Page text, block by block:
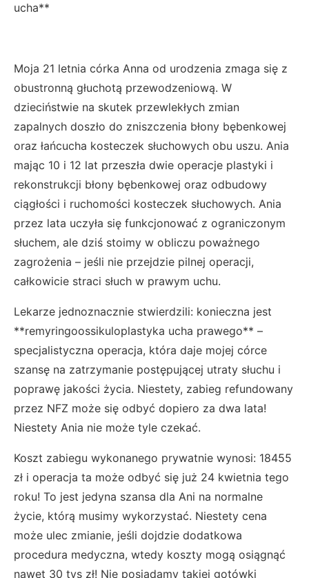
ucha**
Moja 21 letnia córka Anna od urodzenia zmaga się z
obustronną głuchotą przewodzeniową. W
dzieciństwie na skutek przewlekłych zmian
zapalnych doszło do zniszczenia błony bębenkowej
oraz łańcucha kosteczek słuchowych obu uszu. Ania
mając 10 i 12 lat przeszła dwie operacje plastyki i
rekonstrukcji błony bębenkowej oraz odbudowy
ciągłości i ruchomości kosteczek słuchowych. Ania
przez lata uczyła się funkcjonować z ograniczonym
słuchem, ale dziś stoimy w obliczu poważnego
zagrożenia – jeśli nie przejdzie pilnej operacji,
całkowicie straci słuch w prawym uchu.
Lekarze jednoznacznie stwierdzili: konieczna jest
**remyringoossikuloplastyka ucha prawego** –
specjalistyczna operacja, która daje mojej córce
szansę na zatrzymanie postępującej utraty słuchu i
poprawę jakości życia. Niestety, zabieg refundowany
przez NFZ może się odbyć dopiero za dwa lata!
Niestety Ania nie może tyle czekać.
Koszt zabiegu wykonanego prywatnie wynosi: 18455
zł i operacja ta może odbyć się już 24 kwietnia tego
roku! To jest jedyna szansa dla Ani na normalne
życie, którą musimy wykorzystać. Niestety cena
może ulec zmianie, jeśli dojdzie dodatkowa
procedura medyczna, wtedy koszty mogą osiągnąć
nawet 30 tys zł! Nie posiadamy takiej gotówki